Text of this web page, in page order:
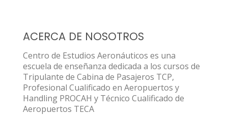
ACERCA DE NOSOTROS
Centro de Estudios Aeronáuticos es una
escuela de enseñanza dedicada a los cursos de
Tripulante de Cabina de Pasajeros TCP,
Profesional Cualificado en Aeropuertos y
Handling PROCAH y Técnico Cualificado de
Aeropuertos TECA